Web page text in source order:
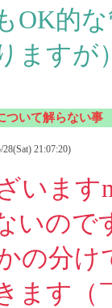
OK的
ますが
ついて解らない事
28(Sat) 21:07:20)
います
いので
の分け
ます（